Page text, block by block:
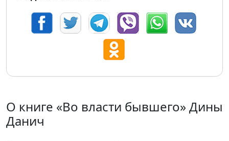
О книге «Во власти бывшего» Дины
Данич